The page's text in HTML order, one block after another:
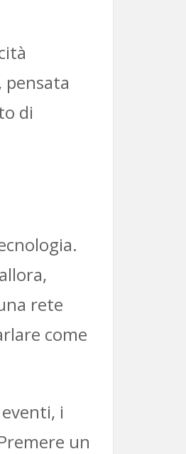
di
rete
come
i
un